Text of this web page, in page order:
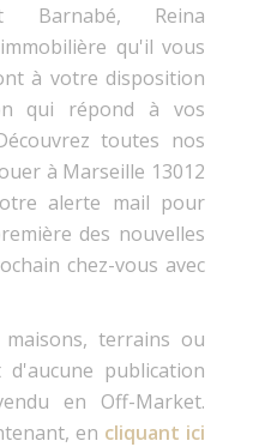
Barnabé, Reina
qu'il vous
à votre disposition
qui répond à vos
toutes nos
à Marseille 13012
alerte mail pour
des nouvelles
chez-vous avec
terrains ou
publication
en Off-Market.
en cliquant ici